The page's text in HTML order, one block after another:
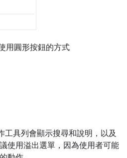
用圓形按鈕的方式
工具列會顯示搜尋和說明，以及
使用溢出選單，因為使用者可能